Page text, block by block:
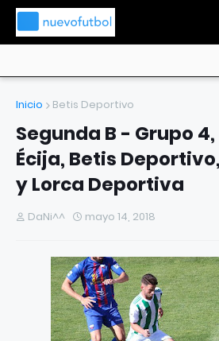
Inicio Betis Deportivo
Segunda B - Grupo
Écija, Betis
y Lorca Deportiva
DaNi^^ mayo 14, 2018